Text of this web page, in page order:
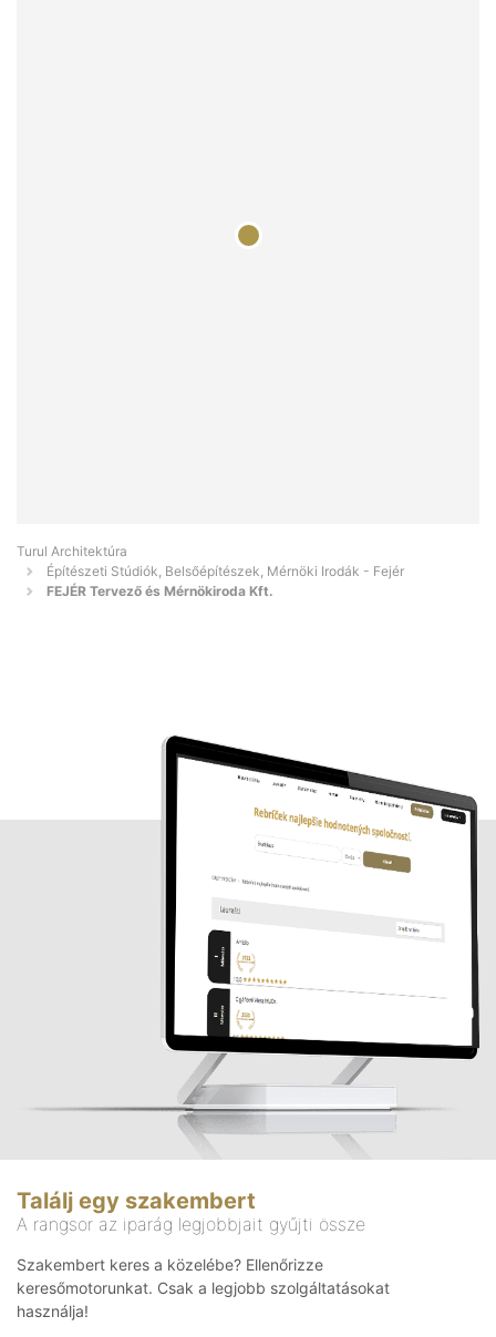
Turul Architektúra
Építészeti Stúdiók, Belsőépítészek, Mérnöki Irodák - Fejér
FEJÉR Tervező és Mérnökiroda Kft.
Találj egy szakembert
A rangsor az iparág legjobbjait gyűjti össze
Szakembert keres a közelébe? Ellenőrizze
keresőmotorunkat. Csak a legjobb szolgáltatásokat
használja!